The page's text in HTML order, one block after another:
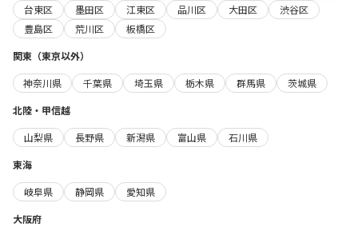
台東区
墨田区 江東区 品川区 大田区
渋谷区
豊島区
荒川区
板橋区
関東（東京以外）
神奈川県
千葉県 埼玉県 栃木県 群馬県
茨城県
北陸・甲信越
山梨県
長野県 新潟県 富山県
石川県
東海
岐阜県
静岡県
愛知県
大阪府